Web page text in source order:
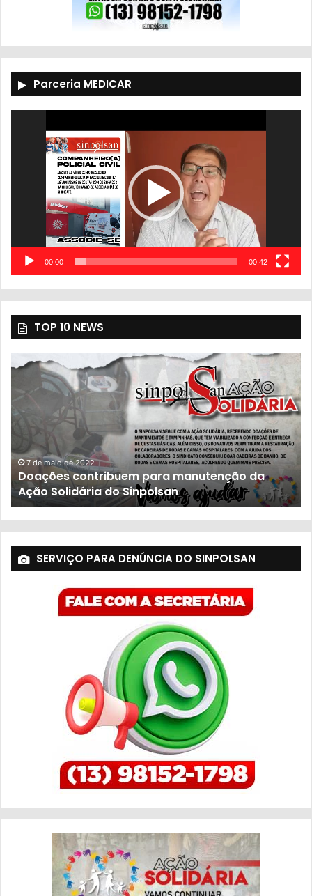
Parceria MEDICAR
00:00 00:42
TOP 10 NEWS
7 de maio de 2022
Doações contribuem para manutenção da
Ação Solidária do Sinpolsan
SERVIÇO PARA DENÚNCIA DO SINPOLSAN